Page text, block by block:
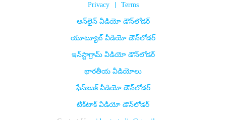
Privacy | Terms
ఆన్‌లైన్ వీడియో డౌన్‌లోడర్
యూట్యూబ్ వీడియో డౌన్‌లోడర్
ఇన్‌స్టాగ్రామ్ వీడియో డౌన్‌లోడర్
భారతీయ వీడియోలు
ఫేస్‌బుక్ వీడియో డౌన్‌లోడర్
టిక్‌టాక్ వీడియో డౌన్‌లోడర్